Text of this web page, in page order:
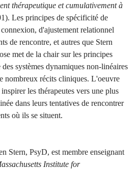
thérapeutique et cumulativement à
Les principes de spécificité de
d'ajustement relationnel
de rencontre, et autres que Stern
met de la chair sur les principes
systèmes dynamiques non-linéaires
nombreux récits cliniques. L'oeuvre
les thérapeutes vers une plus
dans leurs tentatives de rencontrer
où ils se situent.
Stern, PsyD, est membre enseignant
Institute for